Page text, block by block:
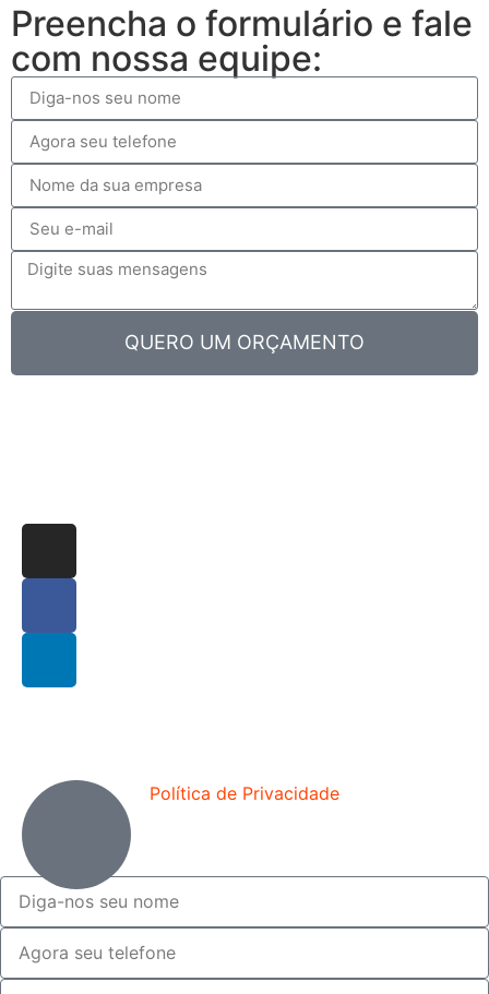
Preencha o formulário e fale
com nossa equipe:
QUERO UM ORÇAMENTO
Política de Privacidade